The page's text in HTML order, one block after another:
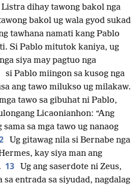
dihay tawong bakol nga
bakol ug wala gyod sukad
tawhana namati kang Pablo
Si Pablo mitutok kaniya, ug
siya may pagtuo nga
si Pablo miingon sa kusog nga
ang tawo milukso ug milakaw.
tawo sa gibuhat ni Pablo,
Licaonianhon: “Ang
sa mga tawo ug nanaog
Ug gitawag nila si Bernabe nga
kay siya man ang
13
Ug ang saserdote ni Zeus,
entrada sa siyudad, nagdalag